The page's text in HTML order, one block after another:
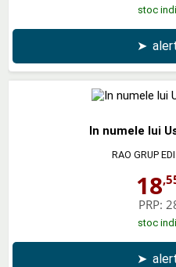
stoc
➤
In numele lui
RAO GRUP
18
PRP:
stoc
➤